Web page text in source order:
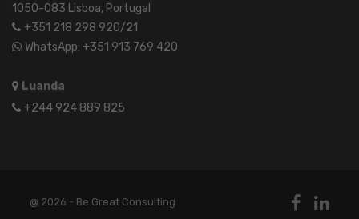
1050-083 Lisboa, Portugal
+351 218 298 920/21
WhatsApp: +351 913 769 420
Luanda
+244 924 889 825
@ 2026 - Be.Great Consulting